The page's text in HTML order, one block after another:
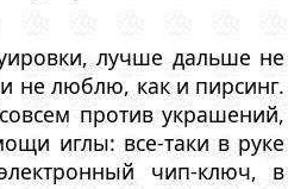
лучше дальше не
не люблю, как и пирсинг.
против украшений,
иглы: все-таки в руке
чип-ключ, в